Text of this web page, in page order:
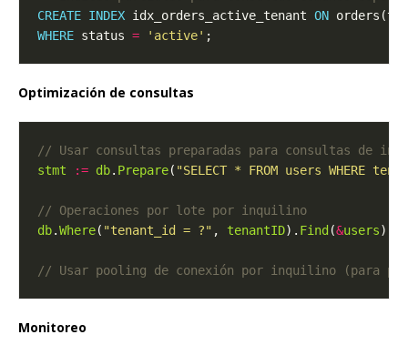
CREATE INDEX idx_orders_active_tenant ON
WHERE status = 'active'
Optimización de consultas
stmt := db. Prepare( "SELECT * FROM users WHERE
db.Where( "tenant_id = ?" , tenantID). Find (&users
Monitoreo